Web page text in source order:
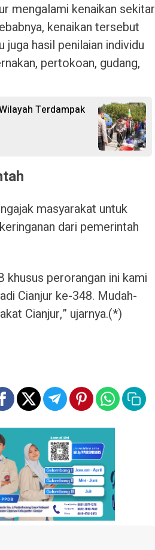
mengalami kenaikan sekitar
kenaikan tersebut
juga hasil penilaian individu
pertokoan, gudang,
Terdampak
masyarakat untuk
dari pemerintah
khusus perorangan ini kami
Cianjur ke-348. Mudah-
Cianjur,” ujarnya.(*)